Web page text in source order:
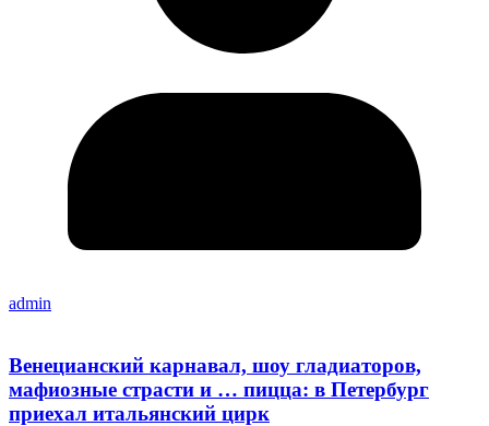
admin
Венецианский карнавал, шоу гладиаторов,
мафиозные страсти и … пицца: в Петербург
приехал итальянский цирк